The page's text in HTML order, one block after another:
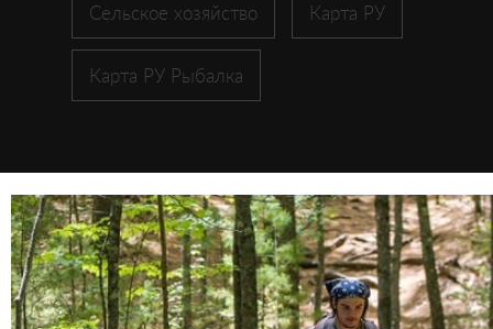
Сельское хозяйство Карта РУ
Карта РУ Рыбалка